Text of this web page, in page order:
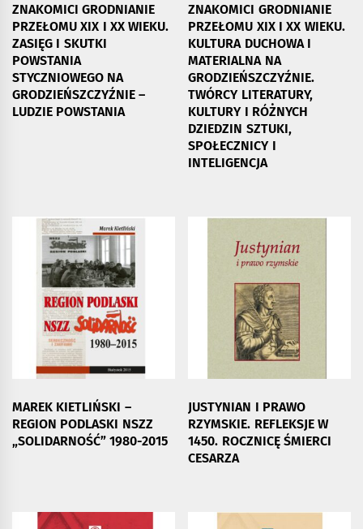
ZNAKOMICI GRODNIANIE
PRZEŁOMU XIX I XX WIEKU.
ZASIĘG I SKUTKI
POWSTANIA
STYCZNIOWEGO NA
GRODZIEŃSZCZYŹNIE –
LUDZIE POWSTANIA
ZNAKOMICI GRODNIANIE
PRZEŁOMU XIX I XX WIEKU.
KULTURA DUCHOWA I
MATERIALNA NA
GRODZIEŃSZCZYŹNIE.
TWÓRCY LITERATURY,
KULTURY I RÓŻNYCH
DZIEDZIN SZTUKI,
SPOŁECZNICY I
INTELIGENCJA
MAREK KIETLIŃSKI –
REGION PODLASKI NSZZ
„SOLIDARNOŚĆ” 1980-2015
JUSTYNIAN I PRAWO
RZYMSKIE. REFLEKSJE W
1450. ROCZNICĘ ŚMIERCI
CESARZA